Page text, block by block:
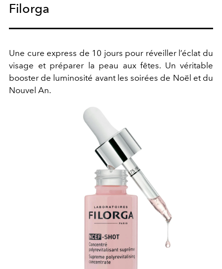
Filorga
Une cure express de 10 jours pour réveiller l’éclat du
visage et préparer la peau aux fêtes. Un véritable
booster de luminosité avant les soirées de Noël et du
Nouvel An.